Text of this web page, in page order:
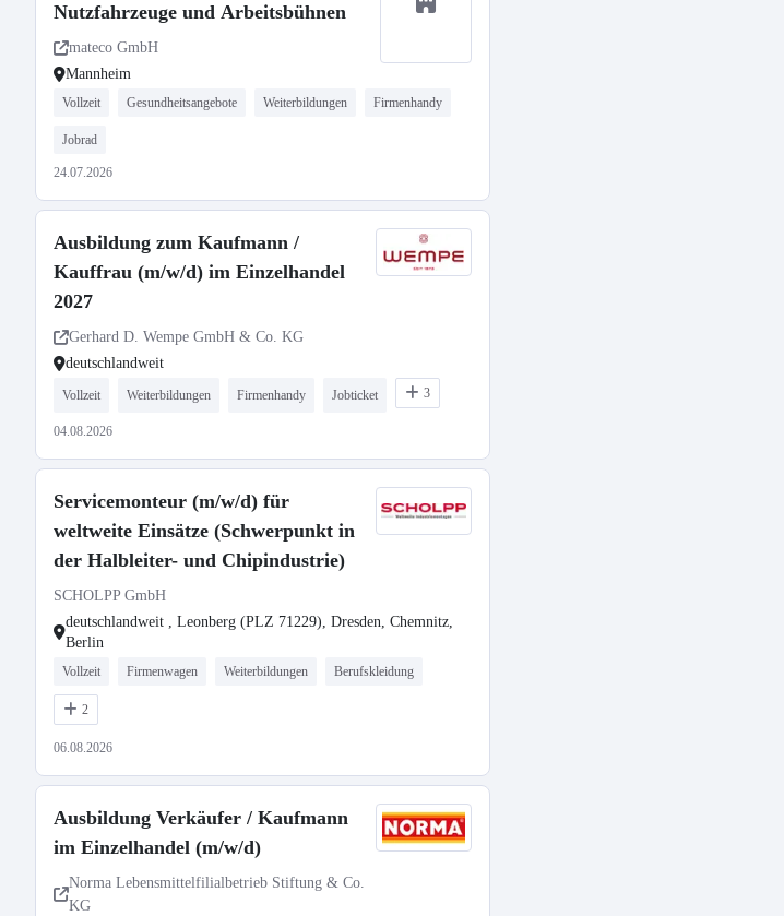
Nutzfahrzeuge und Arbeitsbühnen
mateco GmbH
Mannheim
Vollzeit Gesundheitsangebote Weiterbildungen Firmenhandy
Jobrad
24.07.2026
Ausbildung zum Kaufmann /
Kauffrau (m/w/d) im Einzelhandel
2027
Gerhard D. Wempe GmbH & Co. KG
deutschlandweit
Vollzeit Weiterbildungen Firmenhandy Jobticket 3
04.08.2026
Servicemonteur (m/w/d) für
weltweite Einsätze (Schwerpunkt in
der Halbleiter- und Chipindustrie)
SCHOLPP GmbH
deutschlandweit , Leonberg (PLZ 71229), Dresden, Chemnitz,
Berlin
Vollzeit Firmenwagen Weiterbildungen Berufskleidung
2
06.08.2026
Ausbildung Verkäufer / Kaufmann
im Einzelhandel (m/w/d)
Norma Lebensmittelfilialbetrieb Stiftung & Co.
KG